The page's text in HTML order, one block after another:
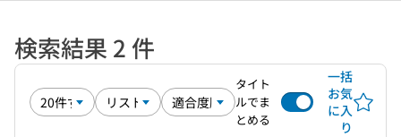
検索結果 2 件
タイト
ルでま
とめる
一括
お気
に入
り